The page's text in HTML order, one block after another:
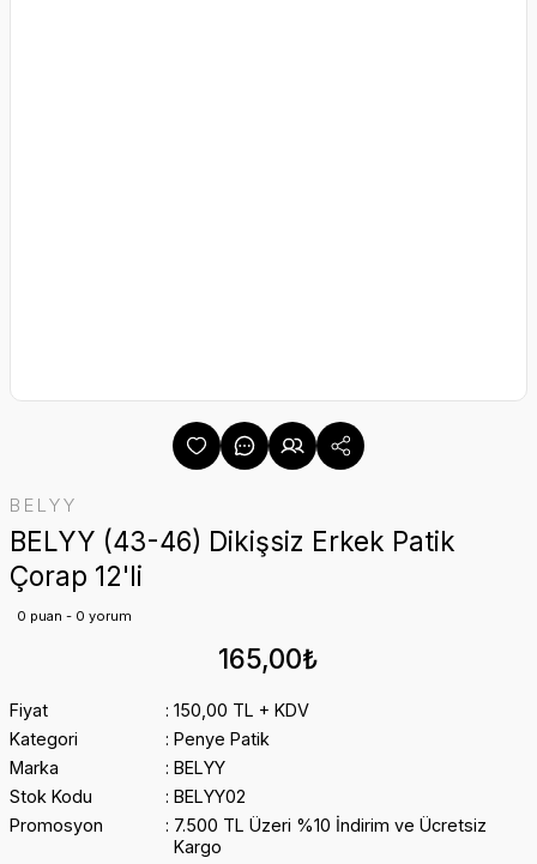
BELYY
BELYY (43-46) Dikişsiz Erkek Patik
Çorap 12'li
0 puan - 0 yorum
165,00₺
Fiyat
150,00 TL + KDV
Kategori
Penye Patik
Marka
BELYY
Stok Kodu
BELYY02
Promosyon
7.500 TL Üzeri %10 İndirim ve Ücretsiz
Kargo